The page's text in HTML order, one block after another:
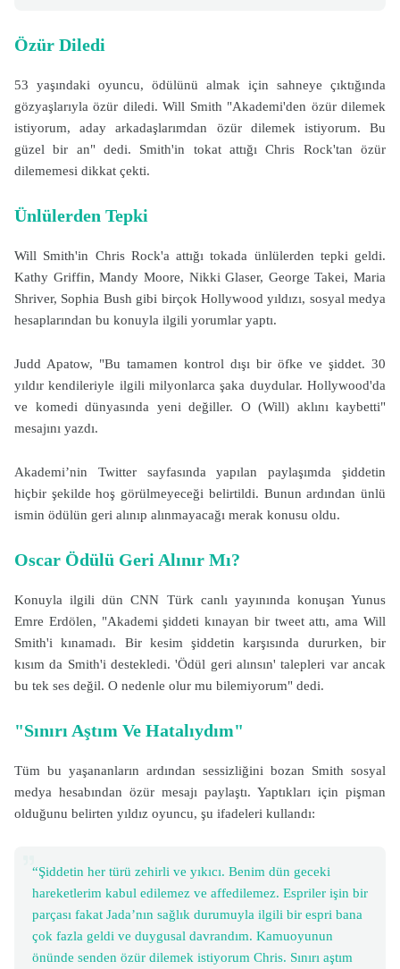
Özür Diledi
53 yaşındaki oyuncu, ödülünü almak için sahneye çıktığında
gözyaşlarıyla özür diledi. Will Smith "Akademi'den özür dilemek
istiyorum, aday arkadaşlarımdan özür dilemek istiyorum. Bu
güzel bir an" dedi. Smith'in tokat attığı Chris Rock'tan özür
dilememesi dikkat çekti.
Ünlülerden Tepki
Will Smith'in Chris Rock'a attığı tokada ünlülerden tepki geldi.
Kathy Griffin, Mandy Moore, Nikki Glaser, George Takei, Maria
Shriver, Sophia Bush gibi birçok Hollywood yıldızı, sosyal medya
hesaplarından bu konuyla ilgili yorumlar yaptı.
Judd Apatow, "Bu tamamen kontrol dışı bir öfke ve şiddet. 30
yıldır kendileriyle ilgili milyonlarca şaka duydular. Hollywood'da
ve komedi dünyasında yeni değiller. O (Will) aklını kaybetti"
mesajını yazdı.
Akademi’nin Twitter sayfasında yapılan paylaşımda şiddetin
hiçbir şekilde hoş görülmeyeceği belirtildi. Bunun ardından ünlü
ismin ödülün geri alınıp alınmayacağı merak konusu oldu.
Oscar Ödülü Geri Alınır Mı?
Konuyla ilgili dün CNN Türk canlı yayınında konuşan Yunus
Emre Erdölen, "Akademi şiddeti kınayan bir tweet attı, ama Will
Smith'i kınamadı. Bir kesim şiddetin karşısında dururken, bir
kısım da Smith'i destekledi. 'Ödül geri alınsın' talepleri var ancak
bu tek ses değil. O nedenle olur mu bilemiyorum" dedi.
"Sınırı Aştım Ve Hatalıydım"
Tüm bu yaşananların ardından sessizliğini bozan Smith sosyal
medya hesabından özür mesajı paylaştı. Yaptıkları için pişman
olduğunu belirten yıldız oyuncu, şu ifadeleri kullandı:
“Şiddetin her türü zehirli ve yıkıcı. Benim dün geceki
hareketlerim kabul edilemez ve affedilemez. Espriler işin bir
parçası fakat Jada’nın sağlık durumuyla ilgili bir espri bana
çok fazla geldi ve duygusal davrandım. Kamuoyunun
önünde senden özür dilemek istiyorum Chris. Sınırı aştım